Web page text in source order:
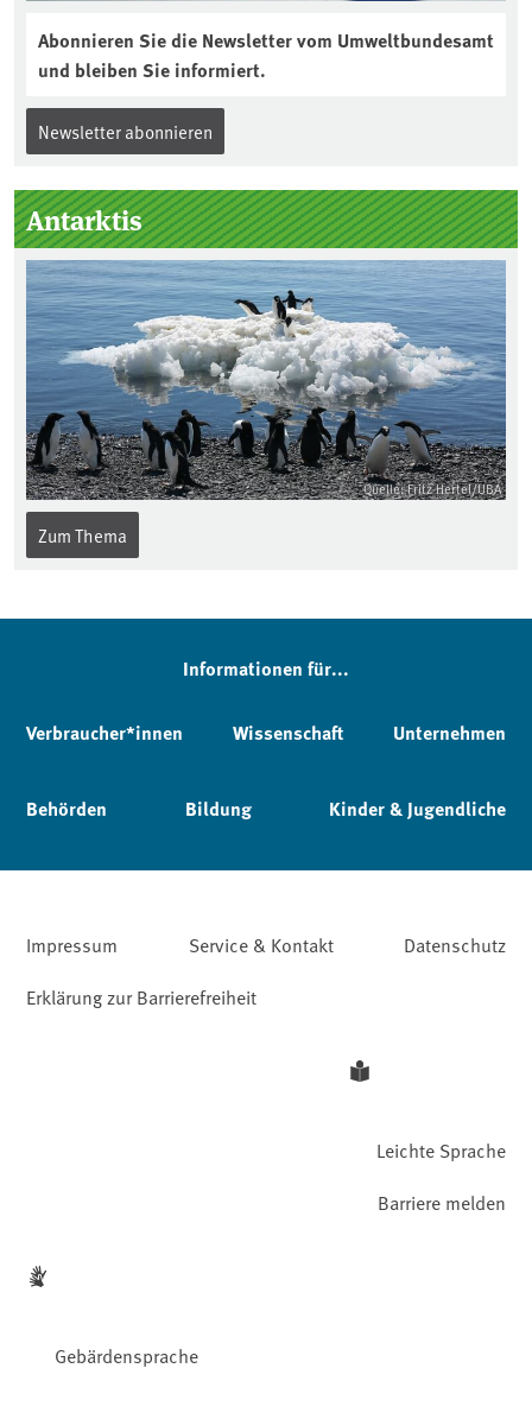
Abonnieren Sie die Newsletter vom Umweltbundesamt
und bleiben Sie informiert.
Newsletter abonnieren
Antarktis
Quelle: Fritz Hertel/UBA
Zum Thema
Informationen für...
Verbraucher*innen Wissenschaft Unternehmen
Behörden Bildung Kinder & Jugendliche
Impressum Service & Kontakt
Datenschutz
Erklärung zur Barrierefreiheit
Leichte Sprache
Gebärdensprache
Barriere melden